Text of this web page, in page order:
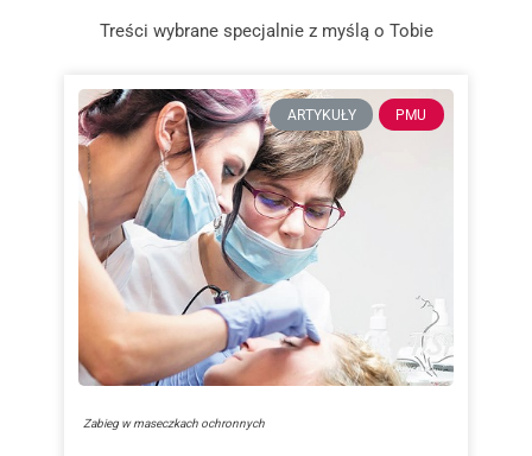
Treści wybrane specjalnie z myślą o Tobie
ARTYKUŁY PMU
Zabieg w maseczkach ochronnych